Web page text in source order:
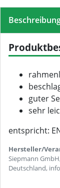
guter
sehr
entspricht:
Hersteller/
Siepmann
Deutschland,